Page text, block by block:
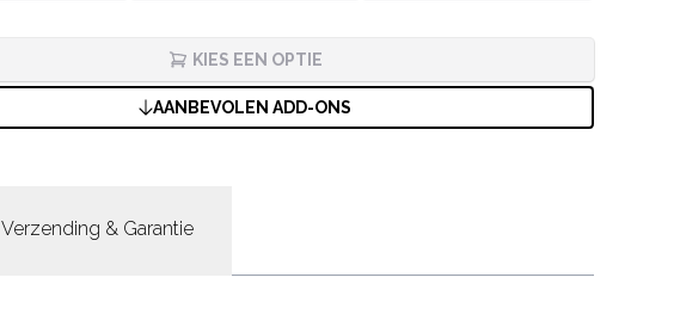
KIES EEN OPTIE
AANBEVOLEN ADD-ONS
Verzending & Garantie